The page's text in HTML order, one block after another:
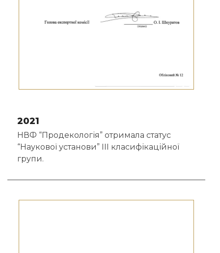
2021
НВФ “Продекологія” отримала статус
“Наукової установи” ІІІ класифікаційної
групи.